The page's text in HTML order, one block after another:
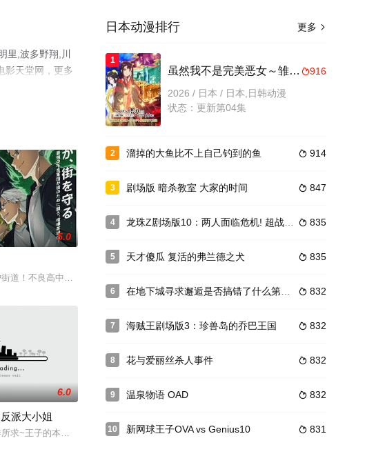
里,波多野翔,川
影天堂网，更多
路不明的书不知不觉间排列在书架上“逆偷
。在与上海龙虎帮的博弈中失败，她失去了性命……应该的。在海边的小村庄，离亚洲城市
5.0
道！不良高中生·樱 的打架英雄传说！偏差值是最底层，喧哗上等。超不良学校而闻名的高
配音）和爱丽莎·巴尼斯（钉宫理惠配音）过着无忧无虑的生活。这一日，她们偶然
升学考试之中，月音发挥失常，导致了无学可上的尴尬局面，就在此时，一间名为阳海学园
6.0
派大小姐
所求~王子的本命是恶役千金》是由studio HōKIBOSHI制作的日本电视动画[1]，于2022年1月
更多 
日本动漫排行
1
916
虽然我不是完美恶女～雏宫蝶鼠替换传～
2026 / 日本 / 日本,日韩动漫
状态：更新第04集
2  914
溜掉的大鱼比不上自己钓到的鱼
3  847
剧场版 暗杀教室 大家的时间
4  835
龙珠Z剧场版10：两人面临危机! 超战士难以成眠
5  835
天才傻瓜 复活的弗兰德之犬
6  832
在地下城寻求邂逅是否搞错了什么第四季Part2
7  832
海贼王剧场版3：珍兽岛的乔巴王国
8  832
花与爱丽丝杀人事件
9  832
温泉物语 OAD
10  831
新网球王子OVA vs Genius10